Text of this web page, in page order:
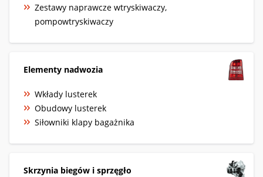
Zestawy naprawcze wtryskiwaczy,
pompowtryskiwaczy
Elementy nadwozia
Wkłady lusterek
Obudowy lusterek
Siłowniki klapy bagażnika
Skrzynia biegów i sprzęgło